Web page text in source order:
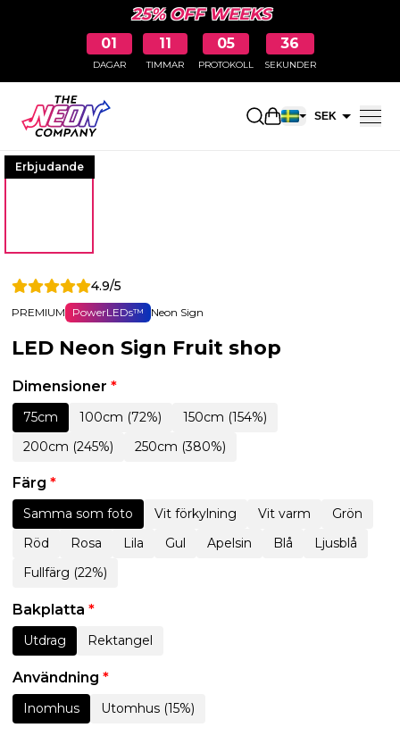
25% OFF WEEKS
01
DAGAR
11
TIMMAR
05
PROTOKOLL
35
SEKUNDER
ÖppnaSEK
Erbjudande
4.9/5
PREMIUM PowerLEDs™ Neon Sign
LED Neon Sign Fruit shop
Dimensioner *
75cm 100cm (72%)
150cm (154%)
200cm (245%)
250cm (380%)
Färg *
Samma som foto Vit förkylning Vit varm
Grön
Röd
Rosa Lila Gul Apelsin Blå
Ljusblå
Fullfärg (22%)
Bakplatta *
Utdrag Rektangel
Användning *
Inomhus Utomhus (15%)